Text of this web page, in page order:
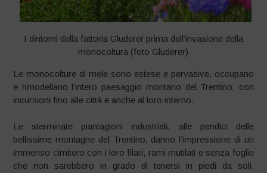
I dintorni della fattoria Gluderer prima dell’invasione della
monocoltura (foto Gluderer)
Le monocolture di mele sono estese e pervasive, occupano
e rimodellano l’intero paesaggio montano del Trentino, con
incursioni fino alle città e anche al loro interno.
Le sterminate piantagioni industriali, alle pendici delle
bellissime montagne del Trentino, danno l’impressione di un
immenso cimitero con i loro filari, rami mutilati e senza foglie
che non sarebbero in grado di tenersi in piedi da soli,